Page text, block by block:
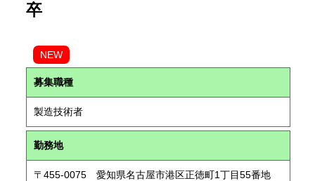
卒
NEW
募集職種
製造技術者
勤務地
〒455-0075 愛知県名古屋市港区正徳町1丁目55番地